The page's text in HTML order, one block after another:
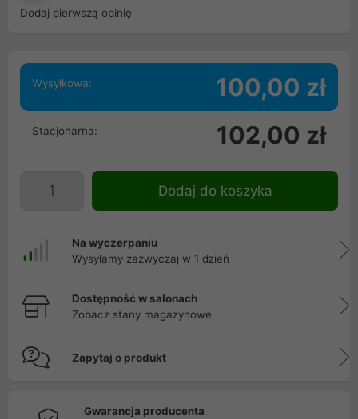
Dodaj pierwszą opinię
Wysyłkowa: 100,00 zł
Stacjonarna: 102,00 zł
Dodaj do koszyka
Na wyczerpaniu
Wysyłamy zazwyczaj w 1 dzień
Dostępność w salonach
Zobacz stany magazynowe
Zapytaj o produkt
Gwarancja producenta